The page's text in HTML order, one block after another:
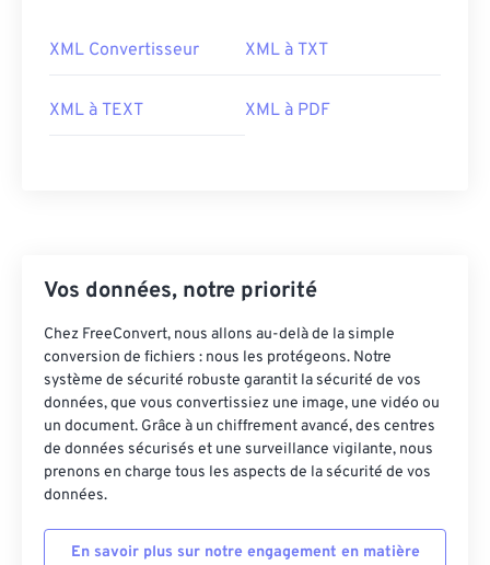
XML Convertisseur XML à TXT
XML à TEXT XML à PDF
Vos données, notre priorité
Chez FreeConvert, nous allons au-delà de la simple
conversion de fichiers : nous les protégeons. Notre
système de sécurité robuste garantit la sécurité de vos
données, que vous convertissiez une image, une vidéo ou
un document. Grâce à un chiffrement avancé, des centres
de données sécurisés et une surveillance vigilante, nous
prenons en charge tous les aspects de la sécurité de vos
données.
En savoir plus sur notre engagement en matière